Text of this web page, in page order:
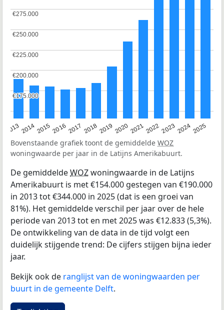
20132014201520162017 20182019 202020212022202320242025
€175.000
€175.000
€200.000
€200.000
€225.000
€225.000
€250.000
€250.000
€275.000
€275.000
Bovenstaande grafiek toont de gemiddelde WOZ
woningwaarde per jaar in de Latijns Amerikabuurt.
De gemiddeldeWOZwoningwaarde in de Latijns
Amerikabuurt is met €154.000 gestegen van €190.000
in 2013 tot €344.000 in 2025 (dat is een groei van
81%). Het gemiddelde verschil per jaar over de hele
periode van 2013 tot en met 2025 was €12.833 (5,3%).
De ontwikkeling van de data in de tijd volgt een
duidelijk stijgende trend: De cijfers stijgen bijna ieder
jaar.
Bekijk ook de ranglijst van de woningwaarden per
buurt in de gemeente Delft.